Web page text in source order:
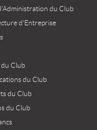
du Club
d’Entreprise
du Club
du Club
du Club
du Club